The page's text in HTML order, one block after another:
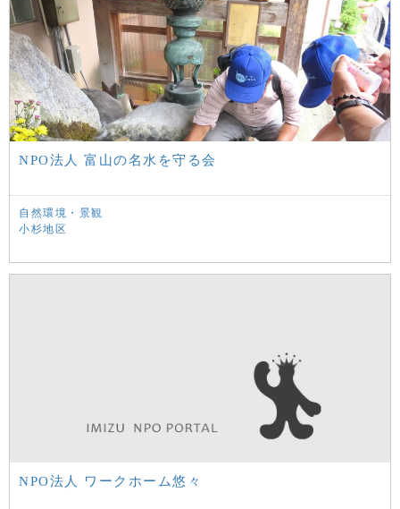
NPO法人 富山の名水を守る会
自然環境・景観
小杉地区
NPO法人 ワークホーム悠々